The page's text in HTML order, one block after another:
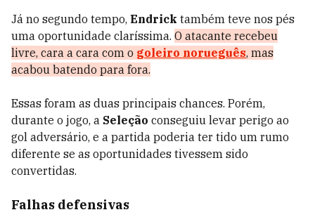
Já no segundo tempo, Endrick também teve nos pés
uma oportunidade claríssima. O atacante recebeu
livre, cara a cara com o goleiro norueguês, mas
acabou batendo para fora.
Essas foram as duas principais chances. Porém,
durante o jogo, a Seleção conseguiu levar perigo ao
gol adversário, e a partida poderia ter tido um rumo
diferente se as oportunidades tivessem sido
convertidas.
Falhas defensivas